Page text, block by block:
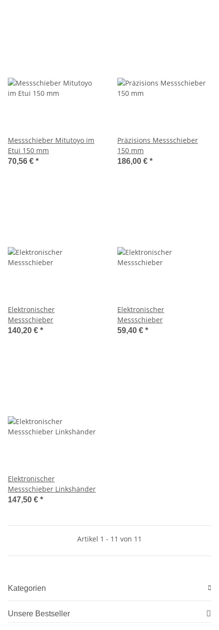
Messschieber Mitutoyo im
Etui 150 mm
70,56 € *
Präzisions Messschieber
150 mm
186,00 € *
Elektronischer
Messschieber
140,20 € *
Elektronischer
Messschieber
59,40 € *
Elektronischer
Messschieber Linkshänder
147,50 € *
Artikel 1 - 11 von 11
Kategorien
Unsere Bestseller